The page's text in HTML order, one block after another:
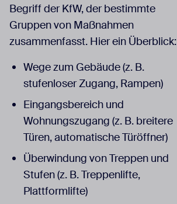
Begriff der KfW, der bestimmte
Gruppen von Maßnahmen
zusammenfasst. Hier ein Überblick:
Wege zum Gebäude (z. B.
stufenloser Zugang, Rampen)
Eingangsbereich und
Wohnungszugang (z. B. breitere
Türen, automatische Türöffner)
Überwindung von Treppen und
Stufen (z. B. Treppenlifte,
Plattformlifte)